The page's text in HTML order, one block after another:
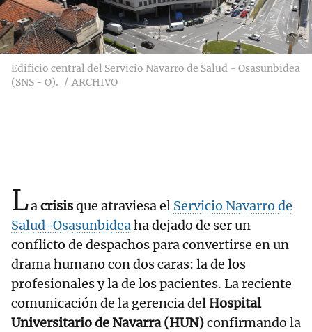
Edificio central del Servicio Navarro de Salud - Osasunbidea
(SNS - O).
ARCHIVO
Lacrisisque atraviesa el Servicio Navarro de
Salud-Osasunbideaha dejado de ser un
conflicto de despachos para convertirse en un
drama humano con dos caras: la de los
profesionales y la de los pacientes. La reciente
comunicación de la gerencia del Hospital
Universitario de Navarra (HUN)confirmando la